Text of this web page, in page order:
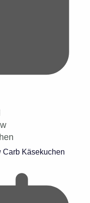
Carb Käsekuchen